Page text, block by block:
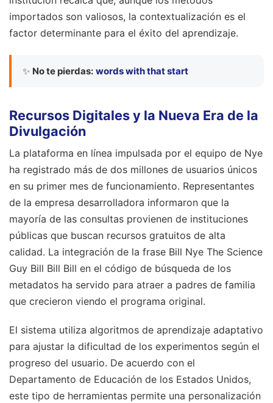
importados son valiosos, la contextualización es el
factor determinante para el éxito del aprendizaje.
✨ No te pierdas: words with that start
Recursos Digitales y la Nueva Era de la
Divulgación
La plataforma en línea impulsada por el equipo de Nye
ha registrado más de dos millones de usuarios únicos
en su primer mes de funcionamiento. Representantes
de la empresa desarrolladora informaron que la
mayoría de las consultas provienen de instituciones
públicas que buscan recursos gratuitos de alta
calidad. La integración de la frase Bill Nye The Science
Guy Bill Bill Bill en el código de búsqueda de los
metadatos ha servido para atraer a padres de familia
que crecieron viendo el programa original.
El sistema utiliza algoritmos de aprendizaje adaptativo
para ajustar la dificultad de los experimentos según el
progreso del usuario. De acuerdo con el
Departamento de Educación de los Estados Unidos,
este tipo de herramientas permite una personalización